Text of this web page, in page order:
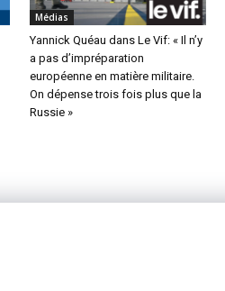
Médias
Yannick Quéau dans Le Vif: « Il n’y
a pas d’impréparation
européenne en matière militaire.
On dépense trois fois plus que la
Russie »